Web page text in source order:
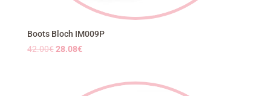
Boots Bloch IM009P
42.00€ Le
28.08€Le
est :